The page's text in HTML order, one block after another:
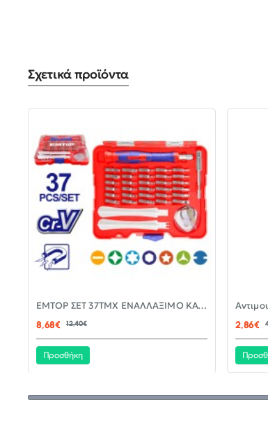
Σχετικά προϊόντα
-30%EMTOP ΣΕΤ 37ΤΜΧ ΕΝΑΛΛΑΞΙΜΟ ΚΑΤΣΑΒΙΔΙ ΜΕ ΜΥΤΕΣ EBST03702
8,68€
12,40€
Προσθήκη
2,86€